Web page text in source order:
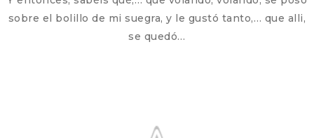
sobre el bolillo de mi suegra, y le gustó tanto,… que alli,
se quedó…